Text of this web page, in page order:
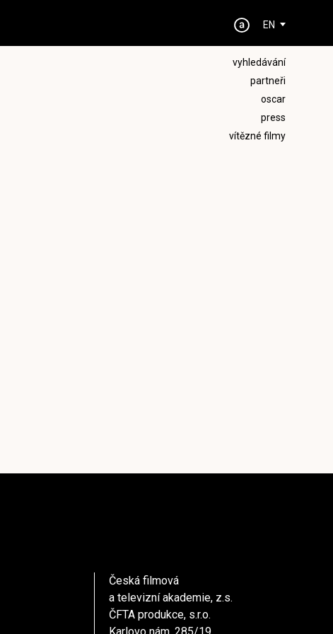
EN
vyhledávání
partneři
oscar
press
vítězné filmy
Česká filmová
a televizní akademie, z.s.
ČFTA produkce, s.r.o.